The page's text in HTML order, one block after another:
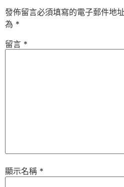
發佈留言必須填寫的電子郵件地
為 *
留言 *
顯示名稱 *